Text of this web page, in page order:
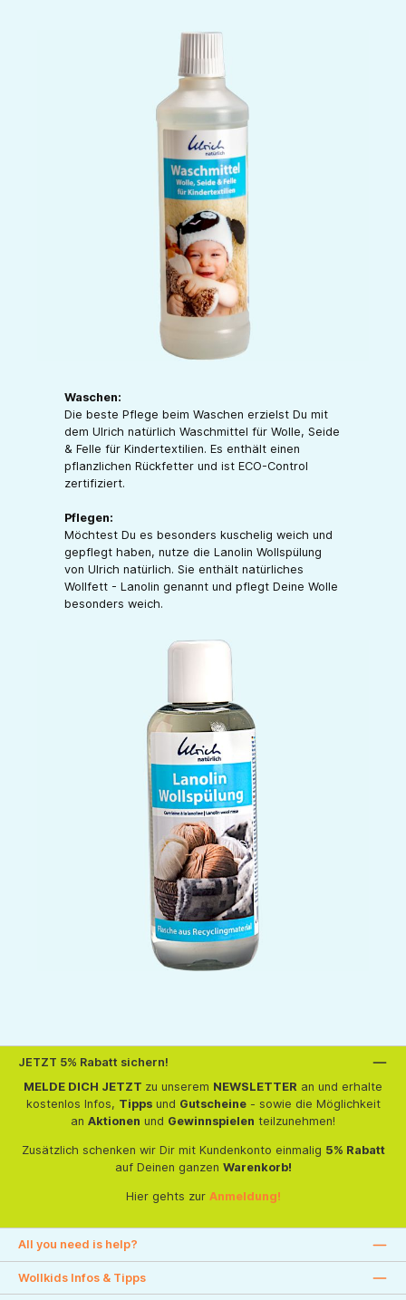
Waschen:
Die beste Pflege beim Waschen erzielst Du mit
dem Ulrich natürlich Waschmittel für Wolle, Seide
& Felle für Kindertextilien. Es enthält einen
pflanzlichen Rückfetter und ist ECO-Control
zertifiziert.
Pflegen:
Möchtest Du es besonders kuschelig weich und
gepflegt haben, nutze die Lanolin Wollspülung
von Ulrich natürlich. Sie enthält natürliches
Wollfett - Lanolin genannt und pflegt Deine Wolle
besonders weich.
JETZT 5% Rabatt sichern!
MELDE DICH JETZT zu unserem NEWSLETTER an und erhalte
kostenlos Infos, Tippsund Gutscheine- sowie die Möglichkeit
an Aktionen und Gewinnspielen teilzunehmen!
Zusätzlich schenken wir Dir mit Kundenkonto einmalig 5% Rabatt
auf Deinen ganzen Warenkorb!
Hier gehts zur Anmeldung!
All you need is help?
Wollkids Infos & Tipps